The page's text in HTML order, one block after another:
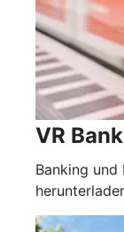
VR
Banking und